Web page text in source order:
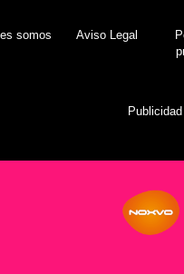
somos Aviso Legal
Publicidad